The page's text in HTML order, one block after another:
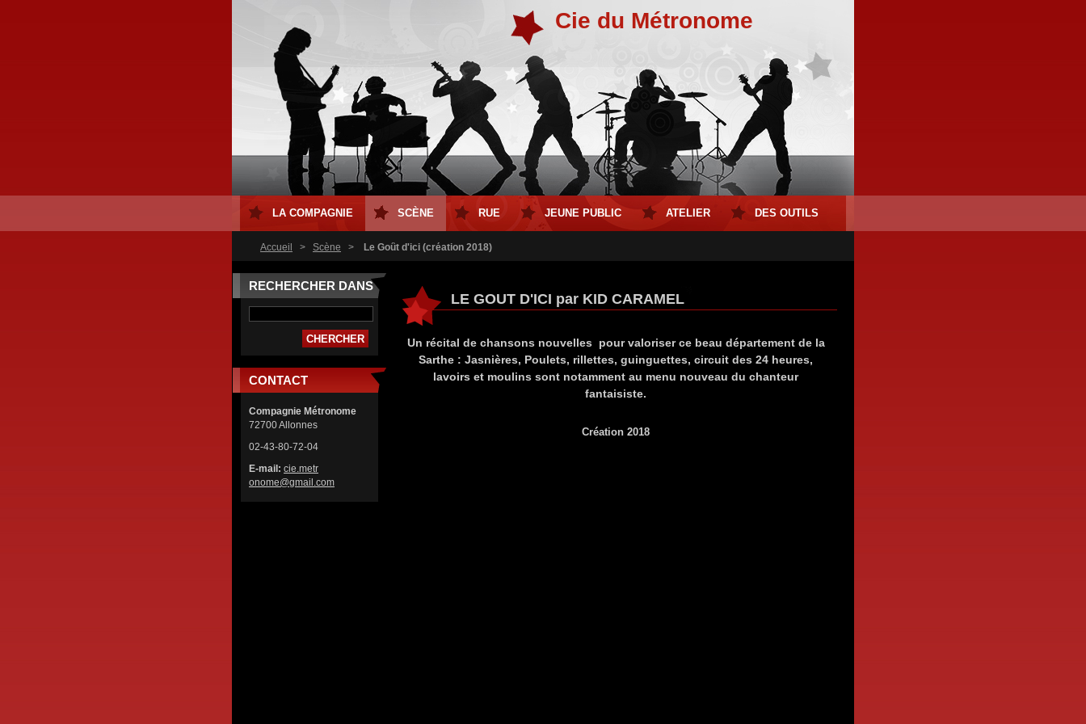
Cie du Métronome
Accueil > Scène > Le Goût d'ici (création 2018)
RECHERCHER DANS
LE SITE
CONTACT
Compagnie Métronome
72700 Allonnes
02-43-80-72-04
E-mail: cie.metr
onome@gmail.com
LE GOUT D'ICI par KID CARAMEL
Un récital de chansons nouvelles pour valoriser ce beau département de la
Sarthe : Jasnières, Poulets, rillettes, guinguettes, circuit des 24 heures,
lavoirs et moulins sont notamment au menu nouveau du chanteur
fantaisiste.
Création 2018
LA COMPAGNIE SCÈNE RUE JEUNE PUBLIC ATELIER DES OUTILS